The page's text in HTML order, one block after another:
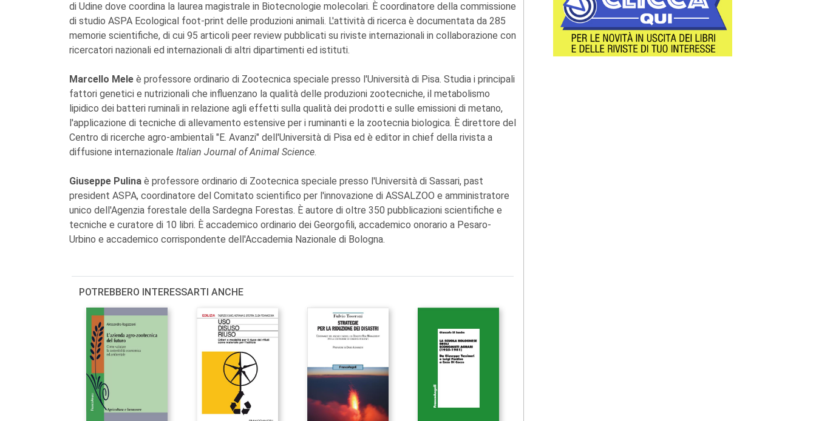
di Udine dove coordina la laurea magistrale in Biotecnologie molecolari. È coordinatore della commissione
di studio ASPA Ecological foot-print delle produzioni animali. L'attività di ricerca è documentata da 285
memorie scientifiche, di cui 95 articoli peer review pubblicati su riviste internazionali in collaborazione con
ricercatori nazionali ed internazionali di altri dipartimenti ed istituti.
Marcello Mele è professore ordinario di Zootecnica speciale presso l'Università di Pisa. Studia i principali
fattori genetici e nutrizionali che influenzano la qualità delle produzioni zootecniche, il metabolismo
lipidico dei batteri ruminali in relazione agli effetti sulla qualità dei prodotti e sulle emissioni di metano,
l'applicazione di tecniche di allevamento estensive per i ruminanti e la zootecnia biologica. È direttore del
Centro di ricerche agro-ambientali "E. Avanzi" dell'Università di Pisa ed è editor in chief della rivista a
diffusione internazionale Italian Journal of Animal Science.
Giuseppe Pulina è professore ordinario di Zootecnica speciale presso l'Università di Sassari, past
president ASPA, coordinatore del Comitato scientifico per l'innovazione di ASSALZOO e amministratore
unico dell'Agenzia forestale della Sardegna Forestas. È autore di oltre 350 pubblicazioni scientifiche e
tecniche e curatore di 10 libri. È accademico ordinario dei Georgofili, accademico onorario a Pesaro-
Urbino e accademico corrispondente dell'Accademia Nazionale di Bologna.
POTREBBERO INTERESSARTI ANCHE